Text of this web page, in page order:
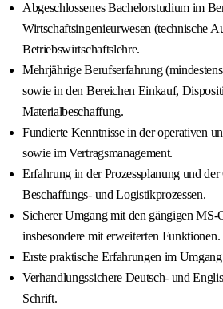
Abgeschlossenes Bachelorstudium im
Wirtschaftsingenieurwesen (technische
Betriebswirtschaftslehre.
Mehrjährige Berufserfahrung
sowie in den Bereichen Einkauf,
Materialbeschaffung.
Fundierte Kenntnisse in der operativen
sowie im Vertragsmanagement.
Erfahrung in der Prozessplanung und
Beschaffungs- und Logistikprozessen.
Sicherer Umgang mit den gängigen
insbesondere mit erweiterten Funktionen.
Erste praktische Erfahrungen im
Verhandlungssichere Deutsch- und
Schrift.